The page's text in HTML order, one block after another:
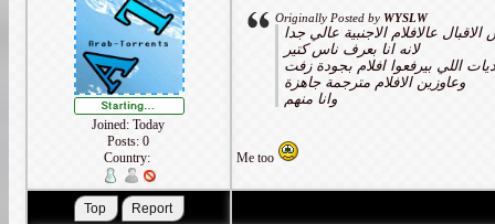
Joined: Today
Posts: 0
Country:
Originally Posted by WYSLW
الاقبال عالافلام الاجنبية عالي جدا
لانه انا بعرف ناس كتير
اللي بيرفعوا افلام بجودة زفت
وعاوزين الافلام مترجمة جاهزة
وانا منهم
Me too